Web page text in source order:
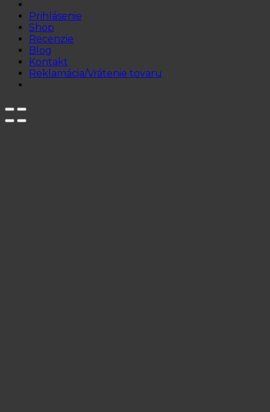
Prihlásenie
Shop
Recenzie
Blog
Kontakt
Reklamácia/Vrátenie tovaru